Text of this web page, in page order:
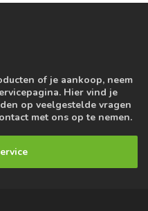
of je aankoop, neem
Hier vind je
op veelgestelde vragen
met ons op te nemen.